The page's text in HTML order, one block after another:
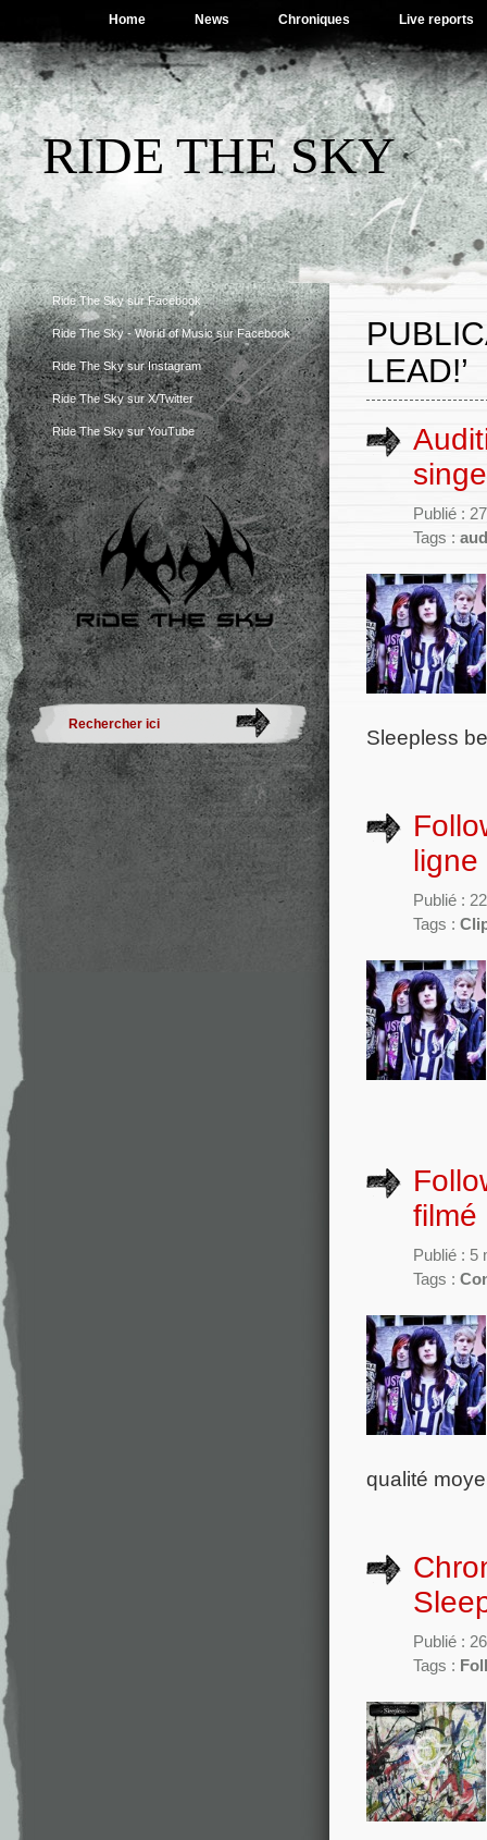
Home News Chroniques Live reports
RIDE THE SKY
Ride The Sky sur Facebook
Ride The Sky - World of Music sur Facebook
Ride The Sky sur Instagram
Ride The Sky sur X/Twitter
Ride The Sky sur YouTube
LEAD!’
Publié :
Tags :
Sleepless
ligne
Publié :
Tags :
filmé
Publié : 5
Tags :
qualité
Publié :
Tags :